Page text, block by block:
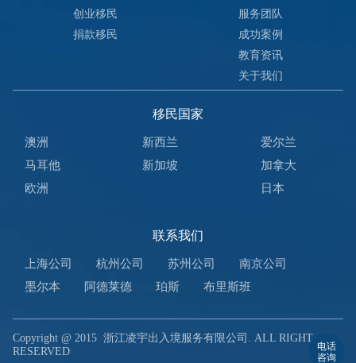
创业移民
捐款移民
服务团队
成功案例
教育资讯
关于我们
移民国家
澳洲 新西兰
爱尔兰
马耳他
新加坡
加拿大
欧洲
日本
联系我们
上海公司 杭州公司 苏州公司
南京公司
墨尔本
阿德莱德 珀斯 布里斯班
Copyright @ 2015浙江凌宇出入境服务有限公司. ALL RIGHT
RESERVED
电话
咨询